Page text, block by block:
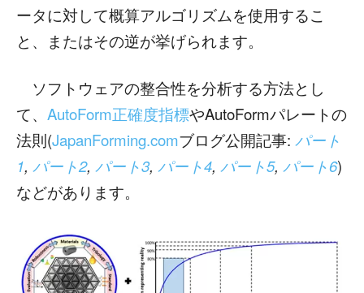
ータに対して概算アルゴリズムを使用するこ
と、またはその逆が挙げられます。
ソフトウェアの整合性を分析する方法とし
て、 AutoForm正確度指標やAutoFormパレートの
法則(JapanForming.comブログ公開記事: パート
1, パート2, パート3, パート4, パート5, パート6)
などがあります。